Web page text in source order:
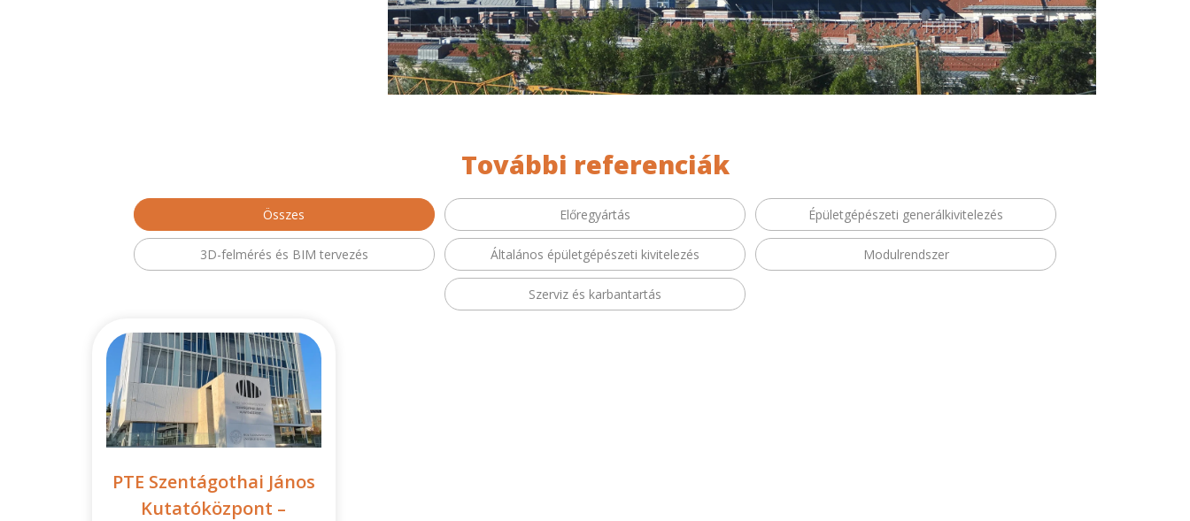
További referenciák
Összes Előregyártás Épületgépészeti generálkivitelezés
3D-felmérés és BIM tervezés Általános épületgépészeti kivitelezés Modulrendszer
Szerviz és karbantartás
PTE Szentágothai János
Kutatóközpont –